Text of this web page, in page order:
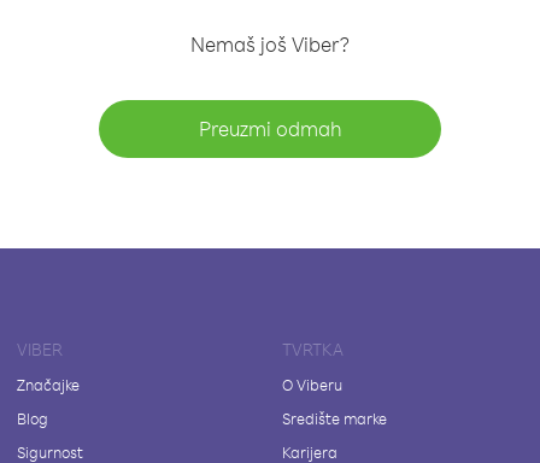
Nemaš još Viber?
Preuzmi odmah
VIBER
Značajke
Blog
Sigurnost
TVRTKA
O Viberu
Središte marke
Karijera